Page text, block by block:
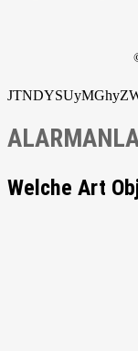
Welche Art